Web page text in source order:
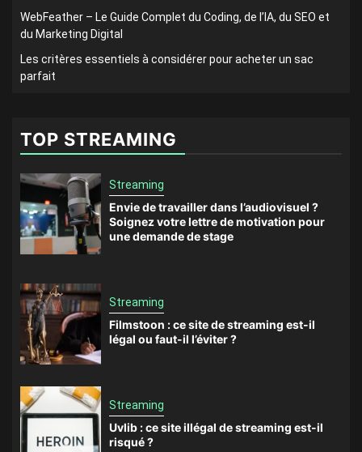
WebFeather – Le Guide Complet du Coding, de l’IA, du SEO et
du Marketing Digital
Les critères essentiels à considérer pour acheter un sac
parfait
TOP STREAMING
Streaming
Envie de travailler dans l’audiovisuel ?
Soignez votre lettre de motivation pour
une demande de stage
Streaming
Filmstoon : ce site de streaming est-il
légal ou faut-il l’éviter ?
Streaming
Uvlib : ce site illégal de streaming est-il
risqué ?